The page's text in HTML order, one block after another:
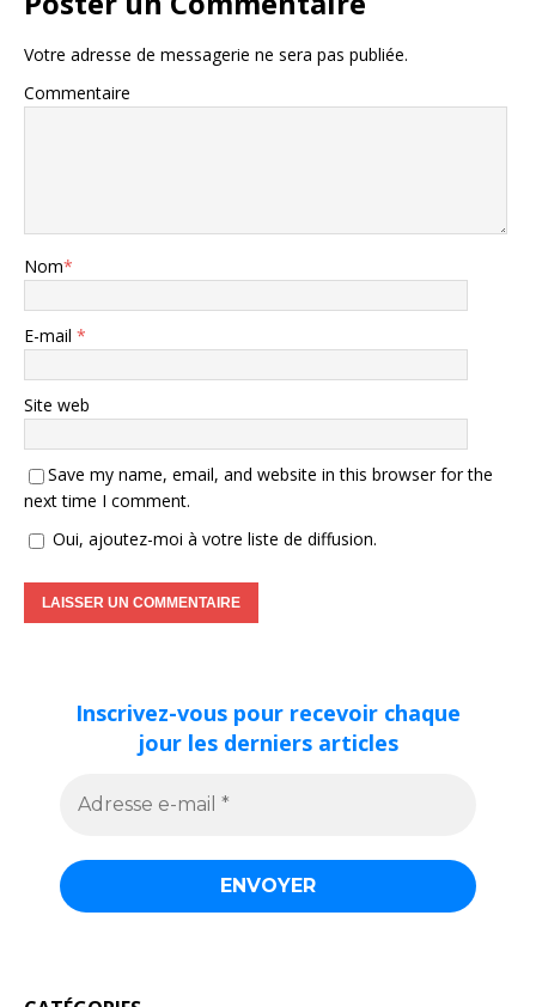
Votre adresse de messagerie ne sera pas publiée.
Commentaire
Nom*
E-mail *
Site web
Save my name, email, and website in this browser for the
next time I comment.
Oui, ajoutez-moi à votre liste de diffusion.
Inscrivez-vous pour recevoir chaque
jour les derniers articles